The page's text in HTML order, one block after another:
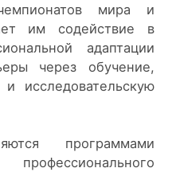
мира и
им содействие в
адаптации
через обучение,
исследовательскую
программами